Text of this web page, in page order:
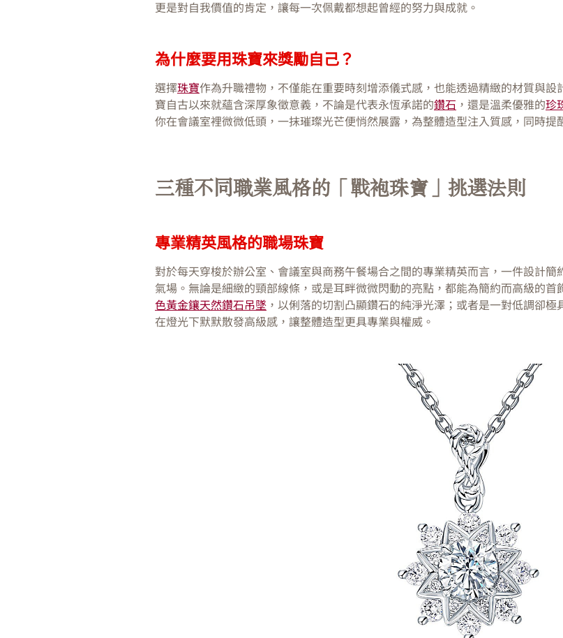
更是對自我價值的肯定，讓每一次佩戴都想起曾經的努力與成就。
為什麼要用珠寶來獎勵自己？
選擇珠寶作為升職禮物，不僅能在重要時刻增添儀式感，也能透過精緻的材質與
寶自古以來就蘊含深厚象徵意義，不論是代表永恆承諾的鑽石 ，還是溫柔優雅的珍
你在會議室裡微微低頭，一抹璀璨光芒便悄然展露，為整體造型注入質感，同時提
三種不同職業風格的「戰袍珠寶」挑選法則
專業精英風格的職場珠寶
對於每天穿梭於辦公室、會議室與商務午餐場合之間的專業精英而言，一件設計
氣場。無論是細緻的頸部線條，或是耳畔微微閃動的亮點，都能為簡約而高級的首
色黃金鑲天然鑽石吊墜 ，以俐落的切割凸顯鑽石的純淨光澤；或者是一對低調卻極
在燈光下默默散發高級感，讓整體造型更具專業與權威。